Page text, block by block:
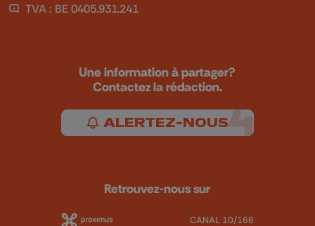
TVA : BE 0405.931.241
Une information à partager?
Contactez la rédaction.
ALERTEZ-NOUS
Retrouvez-nous sur
CANAL 10/166